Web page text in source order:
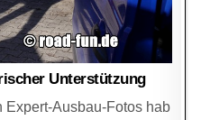
Unterstützung
Expert-Ausbau-Fotos hab